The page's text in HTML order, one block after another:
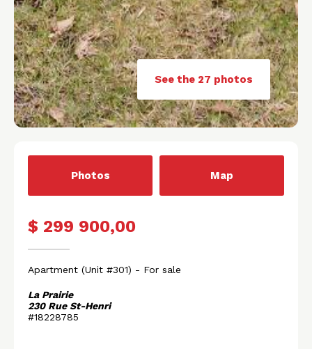
See the 27 photos
Photos Map
$ 299 900,00
Apartment (Unit #301) - For sale
La Prairie
230 Rue St-Henri
#18228785